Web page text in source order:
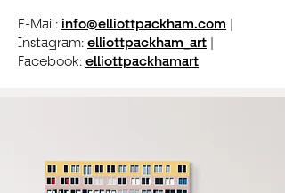
E-Mail: info@elliottpackham.com |
Instagram: elliottpackham_art |
Facebook: elliottpackhamart